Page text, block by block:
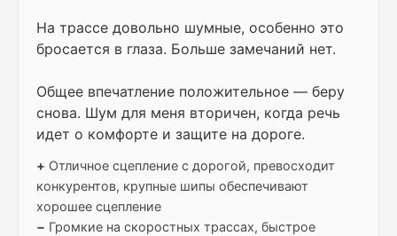
На трассе довольно шумные, особенно это
бросается в глаза. Больше замечаний нет.
Общее впечатление положительное — беру
снова. Шум для меня вторичен, когда речь
идет о комфорте и защите на дороге.
+ Отличное сцепление с дорогой, превосходит
конкурентов, крупные шипы обеспечивают
хорошее сцепление
− Громкие на скоростных трассах, быстрое